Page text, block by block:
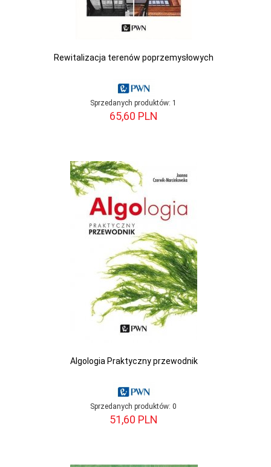
Rewitalizacja terenów poprzemysłowych
Sprzedanych produktów: 1
65,60 PLN
Algologia Praktyczny przewodnik
Sprzedanych produktów: 0
51,60 PLN